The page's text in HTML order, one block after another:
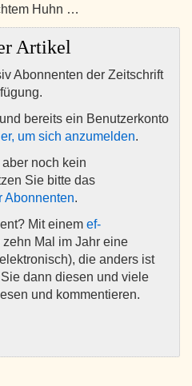
Huhn …
Artikel
Abonnenten der Zeitschrift
bereits ein Benutzerkonto
um sich anzumelden.
noch kein
Sie bitte das
Abonnenten.
Mit einem ef-
Mal im Jahr eine
die anders ist
dann diesen und viele
und kommentieren.